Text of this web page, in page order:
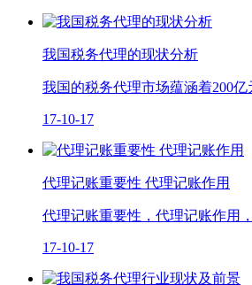
我国税务代理的现状分析
我国的税务代理市场蕴涵着200
17-10-17
代理记账重要性 代理记账作用
代理记账重要性，代理记账作用
17-10-17